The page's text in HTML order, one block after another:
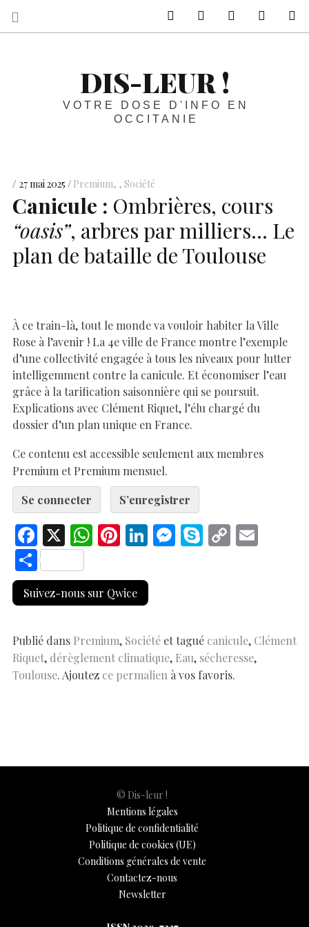
DIS-LEUR !
VOTRE DOSE D'INFO EN
OCCITANIE
27 mai 2025 Premium, Société
Canicule : Ombrières, cours
“oasis”, arbres par milliers… Le
plan de bataille de Toulouse
À ce train-là, tout le monde va vouloir habiter la Ville
Rose à l’avenir ! La 4e ville de France montre l’exemple
d’une collectivité engagée à tous les niveaux pour lutter
intelligemment contre la canicule. Et économiser l’eau
grâce à la tarification saisonnière qui se poursuit.
Explications avec Clément Riquet, l’élu chargé du
dossier d’un plan unique en France.
Ce contenu est accessible seulement aux membres
Premium et Premium mensuel.
Se connecter
S’enregistrer
F
ac
e
b
o
k
X W
at
s
p
p
Pi
er
es
Li
k
e
n
M
er
S C
n
k
S
h
ar
Suivez-nous sur Qwice
Publié dans Premium, Société et tagué canicule, Clément
Riquet, dérèglement climatique, Eau, sécheresse,
Toulouse. Ajoutez ce permalien à vos favoris.
© Dis-leur !
Mentions légales
Politique de confidentialité
Politique de cookies (UE)
Conditions générales de vente
Contactez-nous
Newsletter